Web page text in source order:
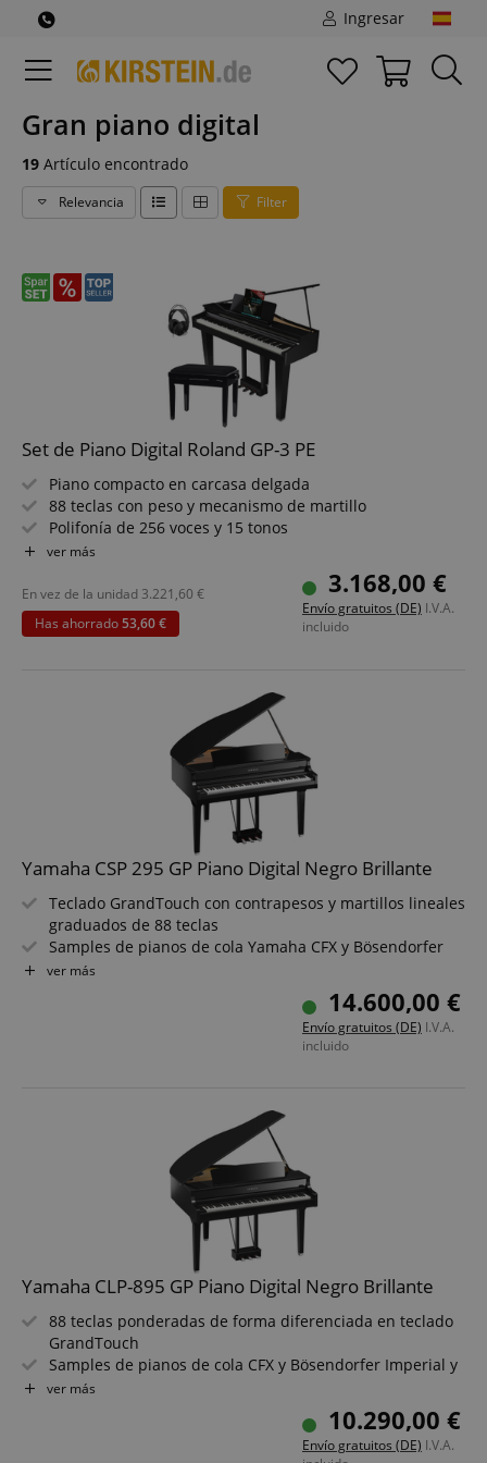
Ingresar
Gran piano digital
19 Artículo encontrado
Relevancia Filter
Set de Piano Digital Roland GP-3 PE
Piano compacto en carcasa delgada
88 teclas con peso y mecanismo de martillo
Polifonía de 256 voces y 15 tonos
Elegante acabado negro brillante y detalles finamente
Pedales de sustain, soft y sostenuto que soportan
técnicas de medio pedal
Sistema de altavoces estéreo para una experiencia
ver más
3.168,00 €
Envío gratuitos (DE) I.V.A.
incluido
En vez de la unidad 3.221,60 €
Has ahorrado53,60 €
Yamaha CSP 295 GP Piano Digital Negro Brillante
Teclado GrandTouch con contrapesos y martillos lineales
graduados de 88 teclas
Samples de pianos de cola Yamaha CFX y Bösendorfer
Imperial
919 tonos, 403 canciones y 525 estilos de
Grand Expression Modeling, Virtual Resonance Modeling
ver más
14.600,00 €
Envío gratuitos (DE) I.V.A.
incluido
Yamaha CLP-895 GP Piano Digital Negro Brillante
88 teclas ponderadas de forma diferenciada en teclado
GrandTouch
Samples de pianos de cola CFX y Bösendorfer Imperial y
muestreo binaural
27 canciones demo de voces + 50 canciones de piano +
ver más
10.290,00 €
Envío gratuitos (DE) I.V.A.